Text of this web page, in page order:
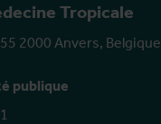
Tropicale
2000 Anvers, Belgique
publique